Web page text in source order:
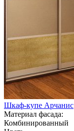
Шкаф-купе Арчанис
Материал фасада:
Комбинированный